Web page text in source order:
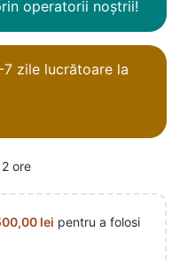
operatorii noștrii!
7 zile lucrătoare la
ore
lei pentru a folosi